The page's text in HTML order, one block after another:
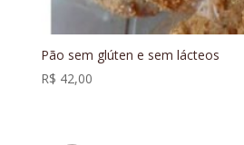
Pão sem glúten e sem lácteos
R$ 42,00